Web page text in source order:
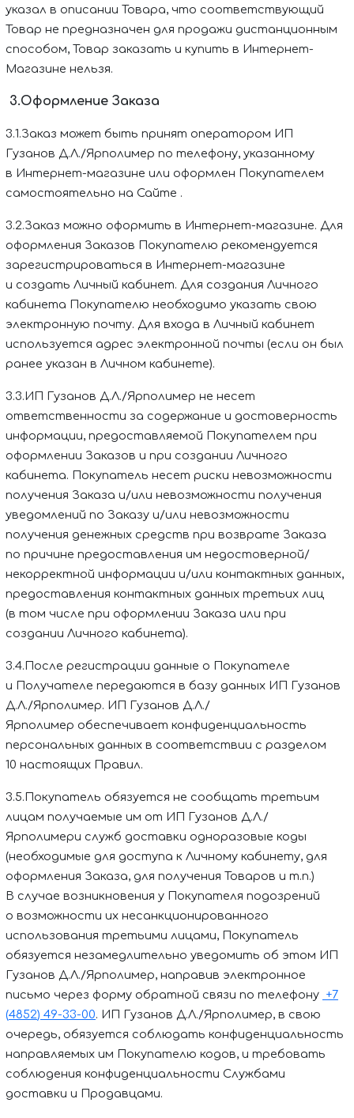
указал в описании Товара, что соответствующий
Товар не предназначен для продажи дистанционным
способом, Товар заказать и купить в Интернет-
Магазине нельзя.
3.Оформление Заказа
3.1.Заказ может быть принят оператором ИП
Гузанов Д.Л./Ярполимер по телефону, указанному
в Интернет-магазине или оформлен Покупателем
самостоятельно на Сайте .
3.2.Заказ можно оформить в Интернет-магазине. Для
оформления Заказов Покупателю рекомендуется
зарегистрироваться в Интернет-магазине
и создать Личный кабинет. Для создания Личного
кабинета Покупателю необходимо указать свою
электронную почту. Для входа в Личный кабинет
используется адрес электронной почты (если он был
ранее указан в Личном кабинете).
3.3.ИП Гузанов Д.Л./Ярполимер не несет
ответственности за содержание и достоверность
информации, предоставляемой Покупателем при
оформлении Заказов и при создании Личного
кабинета. Покупатель несет риски невозможности
получения Заказа и/или невозможности получения
уведомлений по Заказу и/или невозможности
получения денежных средств при возврате Заказа
по причине предоставления им недостоверной/
некорректной информации и/или контактных данных,
предоставления контактных данных третьих лиц
(в том числе при оформлении Заказа или при
создании Личного кабинета).
3.4.После регистрации данные о Покупателе
и Получателе передаются в базу данных ИП Гузанов
Д.Л./Ярполимер. ИП Гузанов Д.Л./
Ярполимер обеспечивает конфиденциальность
персональных данных в соответствии с разделом
10 настоящих Правил.
3.5.Покупатель обязуется не сообщать третьим
лицам получаемые им от ИП Гузанов Д.Л./
Ярполимери служб доставки одноразовые коды
(необходимые для доступа к Личному кабинету, для
оформления Заказа, для получения Товаров и т.п.)
В случае возникновения у Покупателя подозрений
о возможности их несанкционированного
использования третьими лицами, Покупатель
обязуется незамедлительно уведомить об этом ИП
Гузанов Д.Л./Ярполимер, направив электронное
письмо через форму обратной связи по телефону +7
(4852) 49-33-00. ИП Гузанов Д.Л./Ярполимер, в свою
очередь, обязуется соблюдать конфиденциальность
направляемых им Покупателю кодов, и требовать
соблюдения конфиденциальности Службами
доставки и Продавцами.